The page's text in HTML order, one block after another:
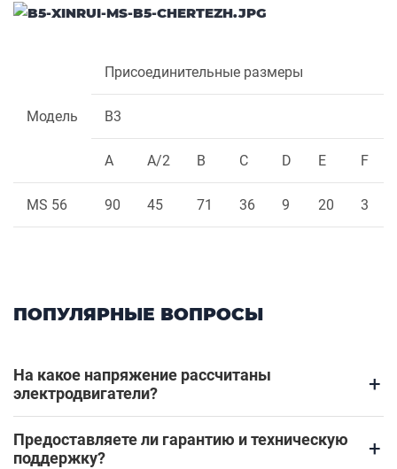
Модель
Присоединительные размеры
B3
A A/2 B C D E F
MS 56 90 45 71 36 9 20 3
ПОПУЛЯРНЫЕ ВОПРОСЫ
На какое напряжение рассчитаны
электродвигатели?
+
Предоставляете ли гарантию и техническую
поддержку?
+